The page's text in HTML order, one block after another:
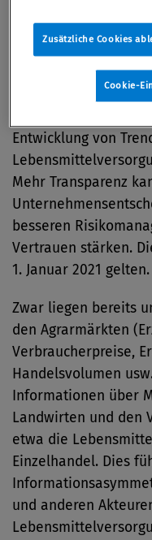
gebildet werden.
Dank einer größeren
einzelnen Akteure
Entwicklung von
Mehr Transparenz
besseren
Vertrauen stärken.
1. Januar 2021 gelten.
Zwar liegen bereits
den Agrarmärkten
Verbraucherpreise,
Handelsvolumen
Informationen über
Landwirten und den
etwa die
Einzelhandel. Dies
und anderen
Zusätzliche Cookies
Cookie-